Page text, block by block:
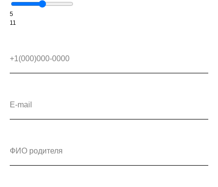
5
11
+1(000)000-0000
E-mail
ФИО родителя